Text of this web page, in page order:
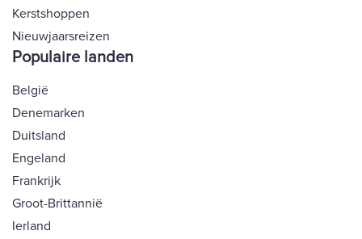
Kerstshoppen
Nieuwjaarsreizen
Populaire landen
België
Denemarken
Duitsland
Engeland
Frankrijk
Groot-Brittannië
Ierland